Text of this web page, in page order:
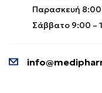
Παρασκευή 8:00
Σάββατο 9:00 –